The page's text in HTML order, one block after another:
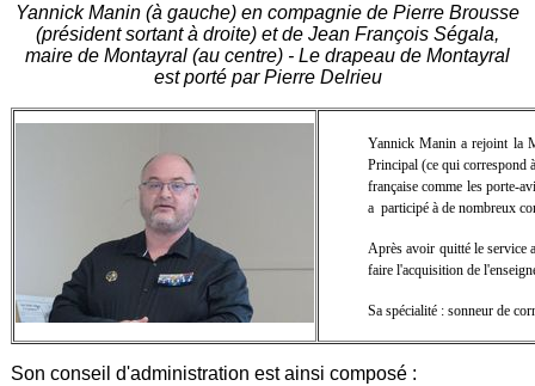
Yannick Manin (à gauche) en compagnie de Pierre Brousse
(président sortant à droite) et de Jean François Ségala,
maire de Montayral (au centre) - Le drapeau de Montayral
est porté par Pierre Delrieu
Yannick Manin a rejoint la
Principal (ce qui correspond
française comme les porte-
a participé à de nombreux
Après avoir quitté le service
faire l'acquisition de
Sa spécialité : sonneur de
Son conseil d'administration est ainsi composé :